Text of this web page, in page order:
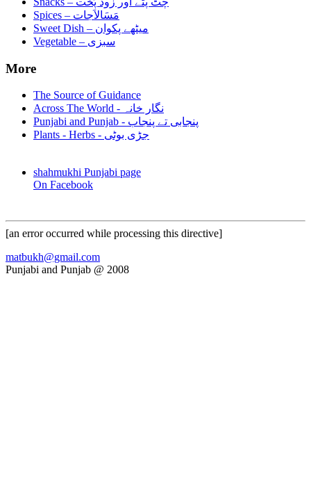
Spices – مَسَالاَجات
Sweet Dish – میٹھے پکوان
Vegetable – سبزی
More
The Source of Guidance
Across The World - نگار خانہ
Punjabi and Punjab - پنجابی تے پنجاب
Plants - Herbs - جڑی بوٹی
shahmukhi Punjabi page
On Facebook
[an error occurred while processing this directive]
matbukh@gmail.com
Punjabi and Punjab @ 2008